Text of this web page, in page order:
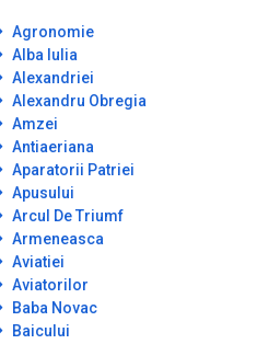
Agronomie
Alba Iulia
Alexandriei
Alexandru Obregia
Amzei
Antiaeriana
Aparatorii Patriei
Apusului
Arcul De Triumf
Armeneasca
Aviatiei
Aviatorilor
Baba Novac
Baicului